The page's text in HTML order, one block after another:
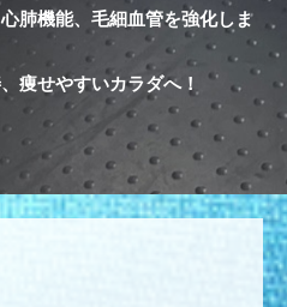
肺機能、毛細血管を強化しま
痩せやすいカラダへ！